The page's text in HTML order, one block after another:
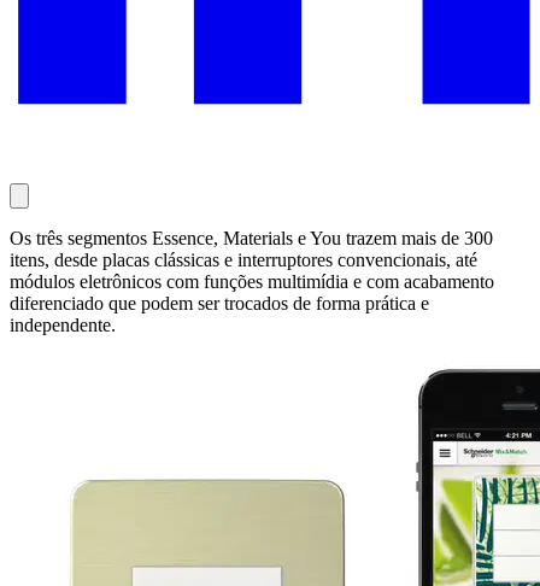
Os três segmentos Essence, Materials e You trazem mais de 300
itens, desde placas clássicas e interruptores convencionais, até
módulos eletrônicos com funções multimídia e com acabamento
diferenciado que podem ser trocados de forma prática e
independente.